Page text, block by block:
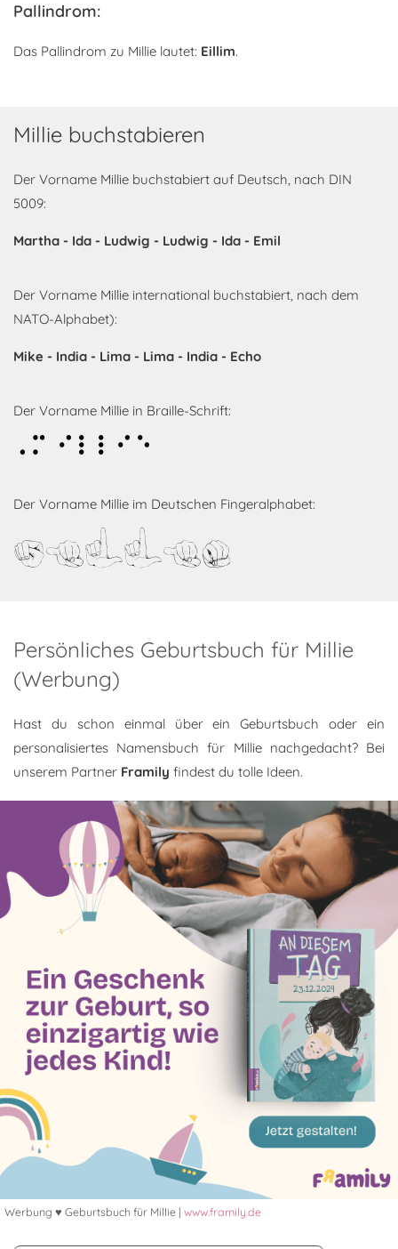
Pallindrom:
Das Pallindrom zu Millie lautet: Eillim.
Millie buchstabieren
Der Vorname Millie buchstabiert auf Deutsch, nach DIN
5009:
Martha - Ida - Ludwig - Ludwig - Ida - Emil
Der Vorname Millie international buchstabiert, nach dem
NATO-Alphabet):
Mike - India - Lima - Lima - India - Echo
Der Vorname Millie in Braille-Schrift:
Millie
Der Vorname Millie im Deutschen Fingeralphabet:
Millie
Persönliches Geburtsbuch für Millie
(Werbung)
Hast du schon einmal über ein Geburtsbuch oder ein
personalisiertes Namensbuch für Millie nachgedacht? Bei
unserem Partner Framily findest du tolle Ideen.
Werbung ♥ Geburtsbuch für Millie | www.framily.de